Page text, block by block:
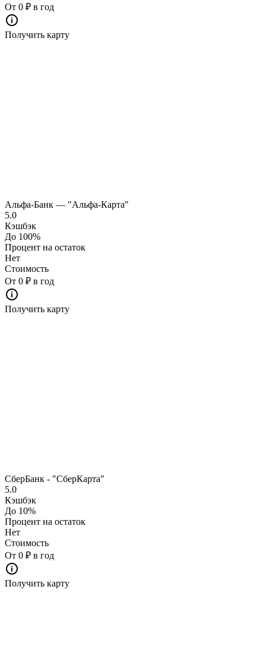
От 0 ₽ в год
Получить карту
Альфа-Банк — "Альфа-Карта"
5.0
Кэшбэк
До 100%
Процент на остаток
Нет
Стоимость
От 0 ₽ в год
Получить карту
СберБанк - "СберКарта"
5.0
Кэшбэк
До 10%
Процент на остаток
Нет
Стоимость
От 0 ₽ в год
Получить карту